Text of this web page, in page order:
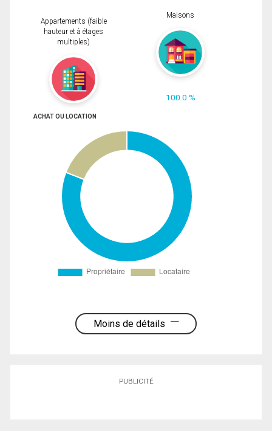
Appartements (faible
hauteur et à étages
multiples)
Maisons
100.0 %
ACHAT OU LOCATION
Moins de détails
PUBLICITÉ